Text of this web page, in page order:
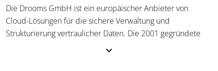
Die Drooms GmbH ist ein europäischer Anbieter von
Cloud-Lösungen für die sichere Verwaltung und
Strukturierung vertraulicher Daten. Die 2001 gegründete